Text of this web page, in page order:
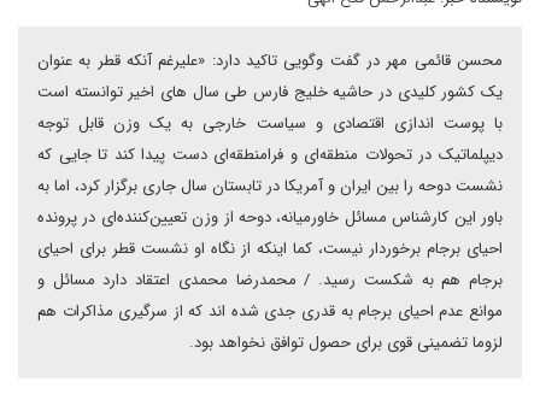
محسن قائمی مهر در گفت وگویی تاکید دارد: «علیرغم آنکه قطر به عنوان
یک کشور کلیدی در حاشیه خلیج فارس طی سال های اخیر توانسته است
با پوست اندازی اقتصادی و سیاست خارجی به یک وزن قابل توجه
دیپلماتیک در تحولات منطقه‌ای و فرامنطقه‌ای دست پیدا کند تا جایی که
نشست دوحه را بین ایران و آمریکا در تابستان سال جاری برگزار کرد، اما به
باور این کارشناس مسائل خاورمیانه، دوحه از وزن تعیین‌کننده‌ای در پرونده
احیای برجام برخوردار نیست، کما اینکه از نگاه او نشست قطر برای احیای
برجام هم به شکست رسید. / محمدرضا محمدی اعتقاد دارد مسائل و
موانع عدم احیای برجام به قدری جدی شده اند که از سرگیری مذاکرات هم
لزوما تضمینی قوی برای حصول توافق نخواهد بود.